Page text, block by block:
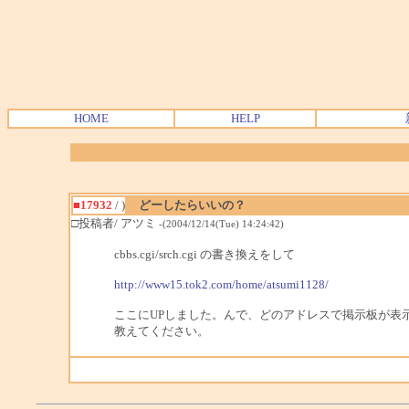
HOME HELP
■17932 / )
どーしたらいいの？
□投稿者/ アツミ -(2004/12/14(Tue) 14:24:42)
cbbs.cgi/srch.cgi の書き換えをして
http://www15.tok2.com/home/atsumi1128/
ここにUPしました。んで、どのアドレスで掲示板が表
教えてください。